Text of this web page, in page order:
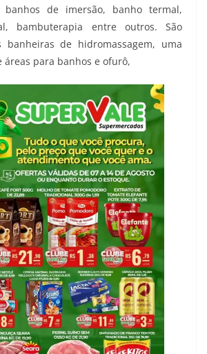
banhos de imersão, banho termal,
bambuterapia entre outros. São
banheiras de hidromassagem, uma
áreas para banhos e ofurô,